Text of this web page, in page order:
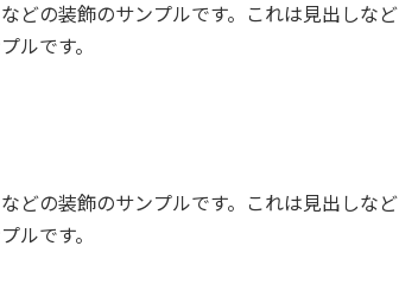
どの装飾のサンプルです。これは見出しなど
ルです。
どの装飾のサンプルです。これは見出しなど
ルです。